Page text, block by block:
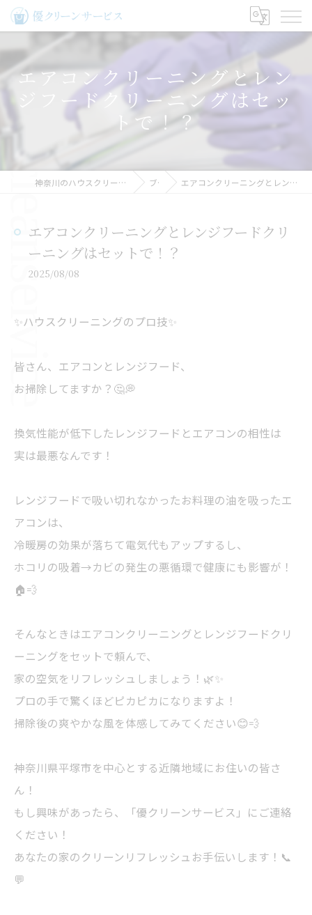
エアコンクリーニングとレン
ジフードクリーニングはセッ
トで！？
神奈川のハウスクリーニングなら優クリーンサービス ブログ エアコンクリーニングとレンジフードクリーニングはセットで！？
エアコンクリーニングとレンジフードクリ
ーニングはセットで！？
2025/08/08
✨ハウスクリーニングのプロ技✨
皆さん、エアコンとレンジフード、
お掃除してますか？🤔💭
換気性能が低下したレンジフードとエアコンの相性は
実は最悪なんです！
レンジフードで吸い切れなかったお料理の油を吸ったエ
アコンは、
冷暖房の効果が落ちて電気代もアップするし、
ホコリの吸着→カビの発生の悪循環で健康にも影響が！
🏠💨
そんなときはエアコンクリーニングとレンジフードクリ
ーニングをセットで頼んで、
家の空気をリフレッシュしましょう！🌿✨
プロの手で驚くほどピカピカになりますよ！
掃除後の爽やかな風を体感してみてください😊💨
神奈川県平塚市を中心とする近隣地域にお住いの皆さ
ん！
もし興味があったら、「優クリーンサービス」にご連絡
ください！
あなたの家のクリーンリフレッシュお手伝いします！📞
💬